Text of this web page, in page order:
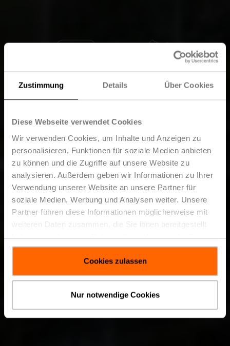
Zustimmung Details Über Cookies
Diese Webseite verwendet Cookies
Wir verwenden Cookies, um Inhalte und Anzeigen zu
personalisieren, Funktionen für soziale Medien anbieten
zu können und die Zugriffe auf unsere Website zu
analysieren. Außerdem geben wir Informationen zu Ihrer
Verwendung unserer Website an unsere Partner für
soziale Medien, Werbung und Analysen weiter. Unsere
Partner führen diese Informationen möglicherweise mit
gesammelt haben.
Cookies zulassen
Nur notwendige Cookies